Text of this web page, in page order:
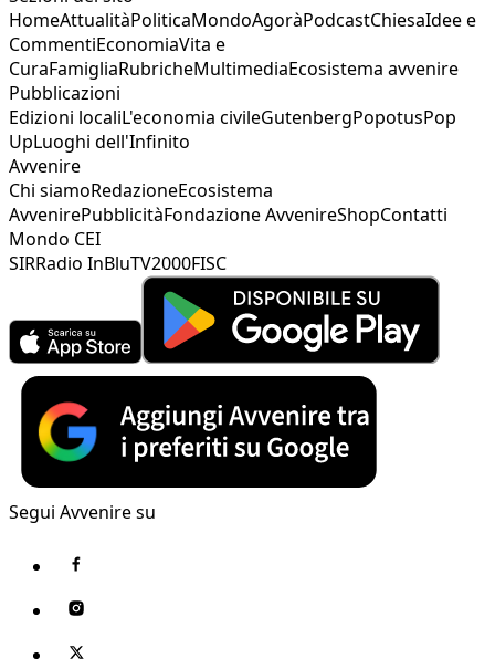
HomeAttualitàPoliticaMondoAgoràPodcastChiesaIdee e
CommentiEconomiaVita e
CuraFamigliaRubricheMultimediaEcosistema avvenire
Pubblicazioni
Edizioni localiL'economia civileGutenbergPopotusPop
UpLuoghi dell'Infinito
Avvenire
Chi siamoRedazioneEcosistema
AvvenirePubblicitàFondazione AvvenireShopContatti
Mondo CEI
SIRRadio InBluTV2000FISC
Segui Avvenire su